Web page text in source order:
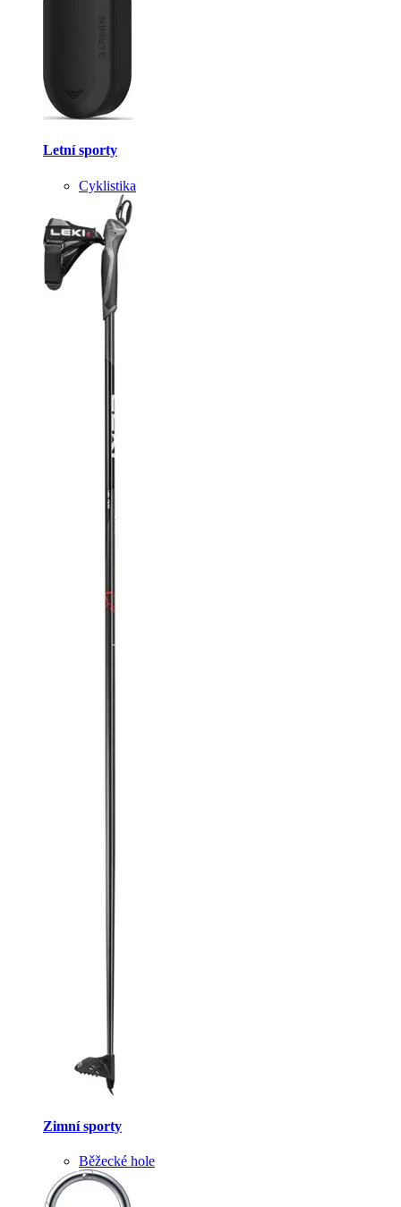
Letní sporty
Cyklistika
Zimní sporty
Běžecké hole